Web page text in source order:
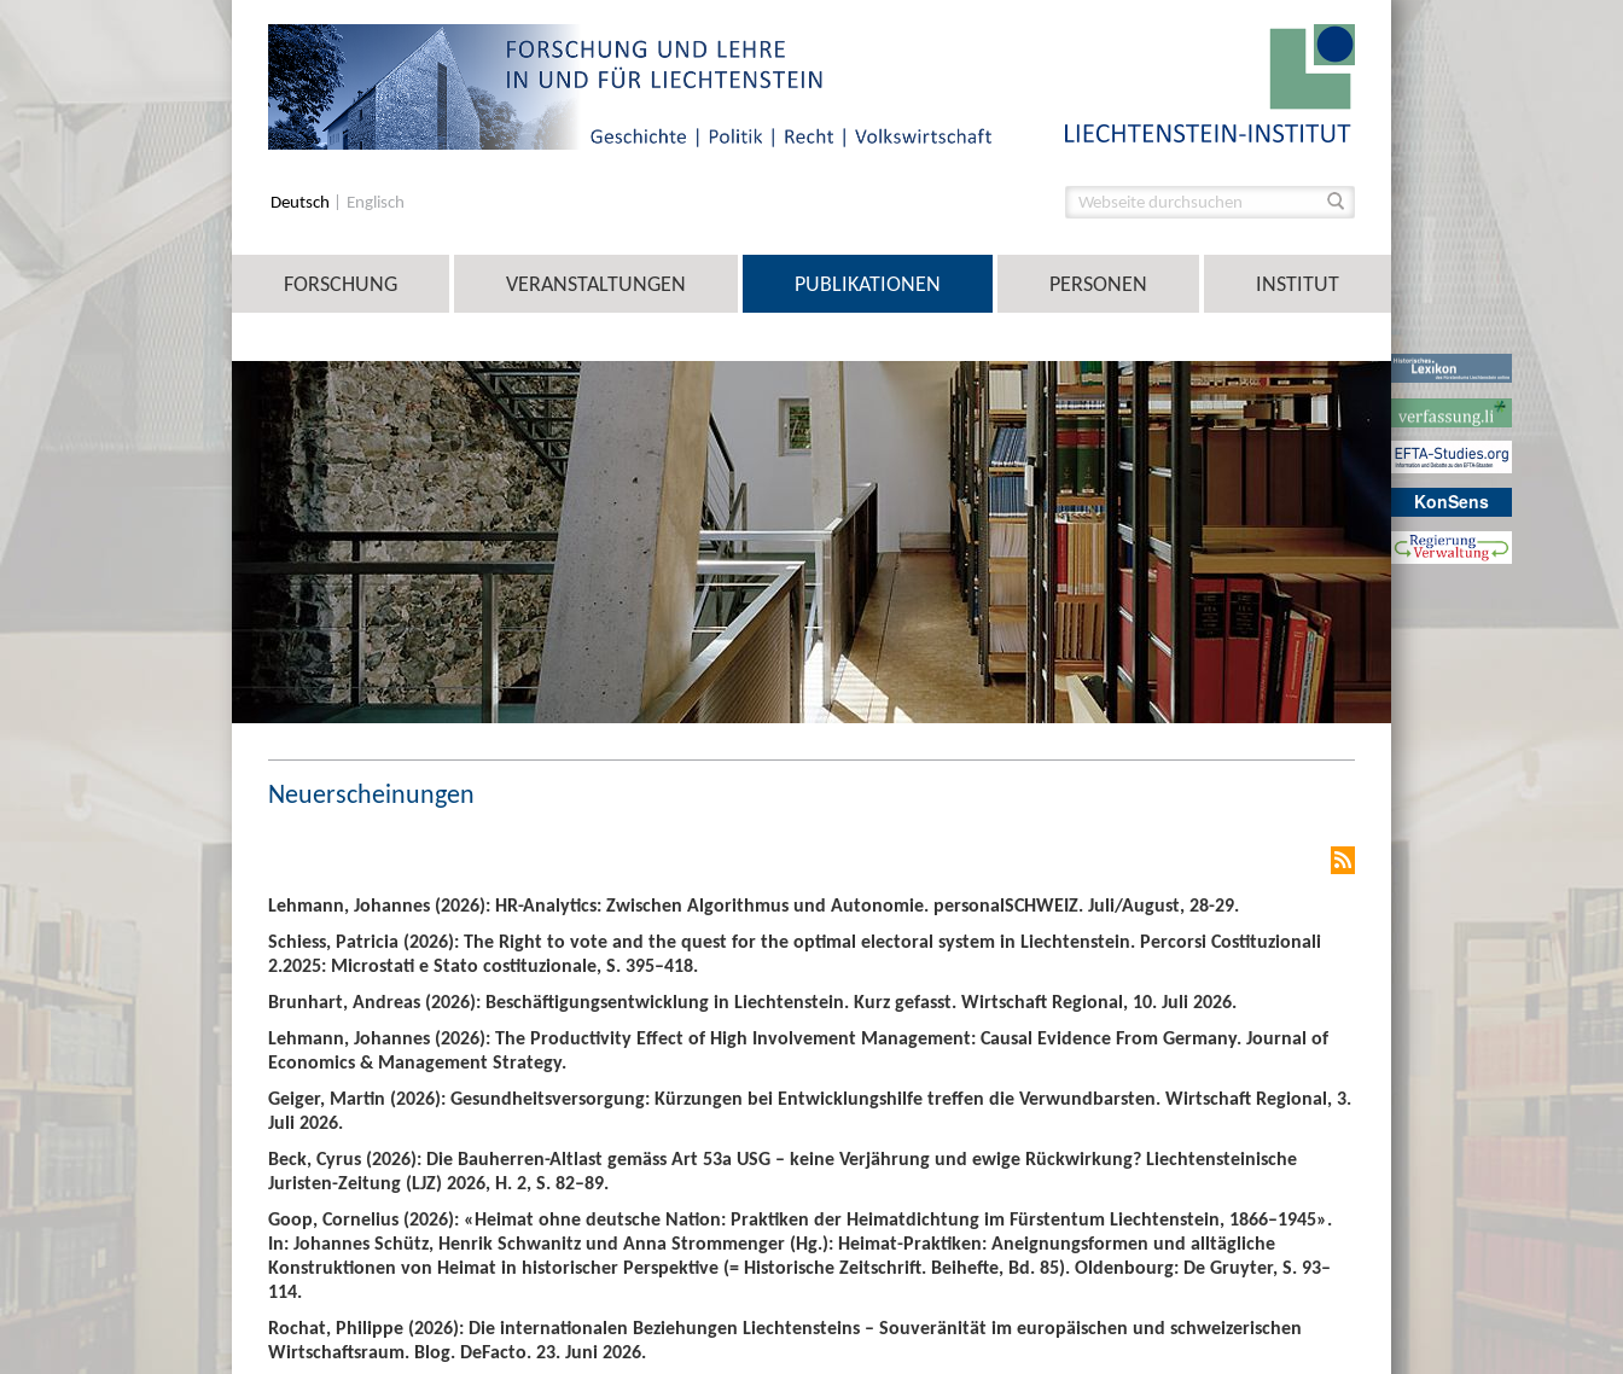
KonSens
Deutsch Englisch
FORSCHUNG VERANSTALTUNGEN PUBLIKATIONEN PERSONEN INSTITUT
Neuerscheinungen
Lehmann, Johannes (2026): HR-Analytics: Zwischen Algorithmus und Autonomie. personalSCHWEIZ. Juli/August, 28-29.
Schiess, Patricia (2026): The Right to vote and the quest for the optimal electoral system in Liechtenstein. Percorsi Costituzionali
2.2025: Microstati e Stato costituzionale, S. 395–418.
Brunhart, Andreas (2026): Beschäftigungsentwicklung in Liechtenstein. Kurz gefasst. Wirtschaft Regional, 10. Juli 2026.
Lehmann, Johannes (2026): The Productivity Effect of High Involvement Management: Causal Evidence From Germany. Journal of
Economics & Management Strategy.
Geiger, Martin (2026): Gesundheitsversorgung: Kürzungen bei Entwicklungshilfe treffen die Verwundbarsten. Wirtschaft Regional, 3.
Juli 2026.
Beck, Cyrus (2026): Die Bauherren-Altlast gemäss Art 53a USG – keine Verjährung und ewige Rückwirkung? Liechtensteinische
Juristen-Zeitung (LJZ) 2026, H. 2, S. 82–89.
Goop, Cornelius (2026): «Heimat ohne deutsche Nation: Praktiken der Heimatdichtung im Fürstentum Liechtenstein, 1866–1945».
In: Johannes Schütz, Henrik Schwanitz und Anna Strommenger (Hg.): Heimat-Praktiken: Aneignungsformen und alltägliche
Konstruktionen von Heimat in historischer Perspektive (= Historische Zeitschrift. Beihefte, Bd. 85). Oldenbourg: De Gruyter, S. 93–
114.
Rochat, Philippe (2026): Die internationalen Beziehungen Liechtensteins – Souveränität im europäischen und schweizerischen
Wirtschaftsraum. Blog. DeFacto. 23. Juni 2026.